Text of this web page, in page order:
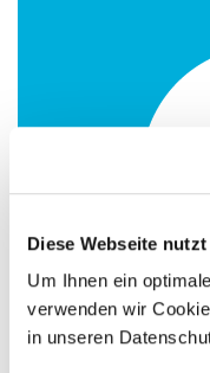
Diese Webseite
Um Ihnen ein
verwenden wir
in unseren